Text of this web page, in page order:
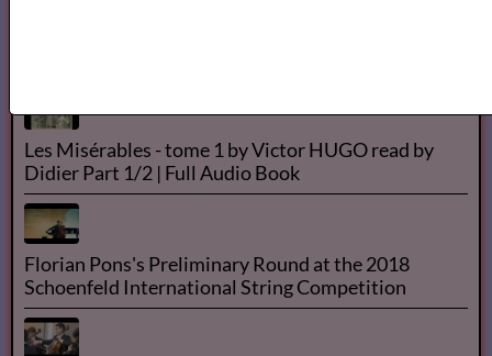
Les Misérables - tome 1 by Victor HUGO read by
Didier Part 1/2 | Full Audio Book
Florian Pons's Preliminary Round at the 2018
Schoenfeld International String Competition